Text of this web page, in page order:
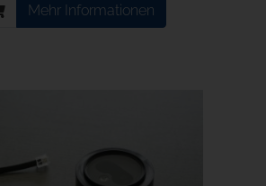
Mehr Informationen